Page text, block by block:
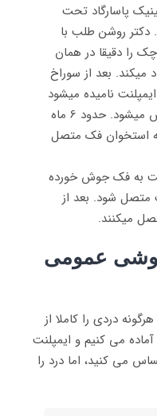
پاسارگاد تحت
دکتر روشن طلب با
دقیقا در همان
بعد از سوراخ
نامیده میشود
به داخل استخوان پیچ شده یا فیکس میشود. حدود 6 ماه
استخوان فک متصل
به فک جوش خورده
متصل شود. بعد از
میکنند.
عمومی
دردی را کاملا از
می کنیم و ایمپلنت
می کنید، اما درد را